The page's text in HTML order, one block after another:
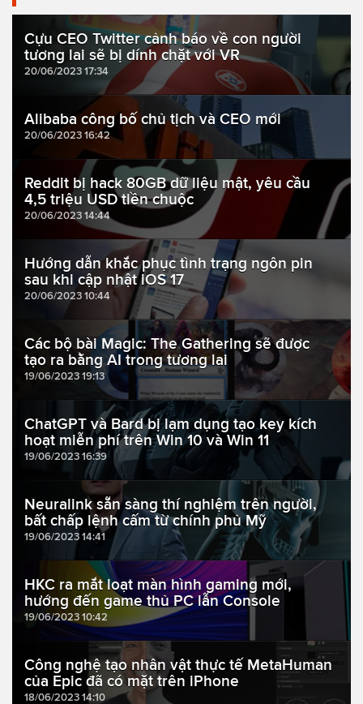
Cựu CEO Twitter cảnh báo về con người
tương lai sẽ bị dính chặt với VR
20/06/2023 17:34
Alibaba công bố chủ tịch và CEO mới
20/06/2023 16:42
Reddit bị hack 80GB dữ liệu mật, yêu cầu
4,5 triệu USD tiền chuộc
20/06/2023 14:44
Hướng dẫn khắc phục tình trạng ngôn pin
sau khi cập nhật iOS 17
20/06/2023 10:44
Các bộ bài Magic: The Gathering sẽ được
tạo ra bằng AI trong tương lai
19/06/2023 19:13
ChatGPT và Bard bị lạm dụng tạo key kích
hoạt miễn phí trên Win 10 và Win 11
19/06/2023 16:39
Neuralink sẵn sàng thí nghiệm trên người,
bất chấp lệnh cấm từ chính phủ Mỹ
19/06/2023 14:41
HKC ra mắt loạt màn hình gaming mới,
hướng đến game thủ PC lẫn Console
19/06/2023 10:42
Công nghệ tạo nhân vật thực tế MetaHuman
của Epic đã có mặt trên iPhone
18/06/2023 14:10